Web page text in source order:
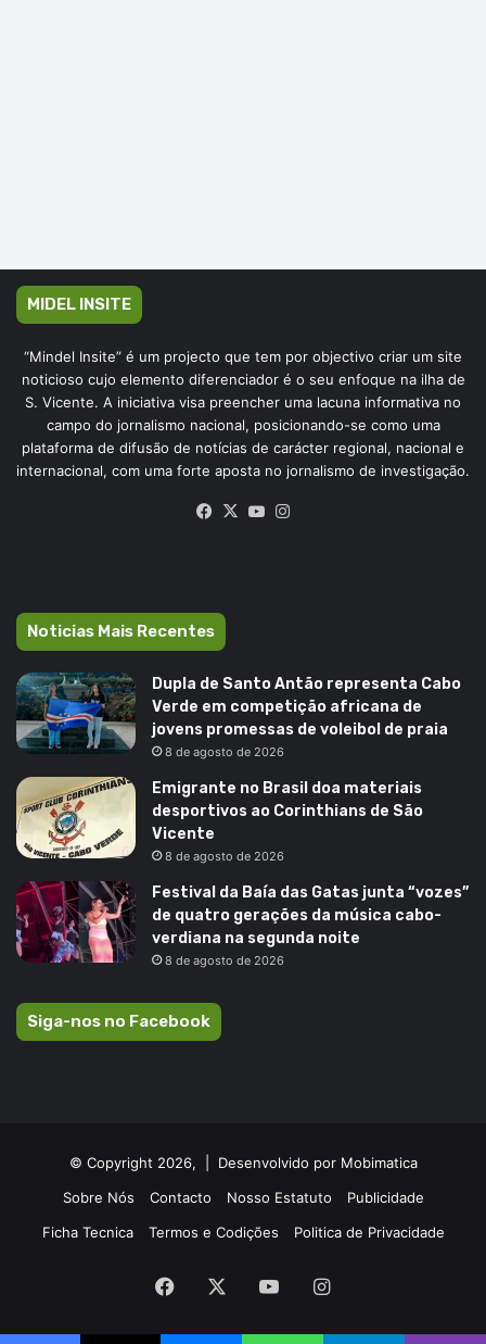
MIDEL INSITE
“Mindel Insite” é um projecto que tem por objectivo criar um site
noticioso cujo elemento diferenciador é o seu enfoque na ilha de
S. Vicente. A iniciativa visa preencher uma lacuna informativa no
campo do jornalismo nacional, posicionando-se como uma
plataforma de difusão de notícias de carácter regional, nacional e
internacional, com uma forte aposta no jornalismo de investigação.
Facebook
X YouTube
Noticias Mais Recentes
Dupla de Santo Antão representa Cabo
Verde em competição africana de
jovens promessas de voleibol de praia
8 de agosto de 2026
Emigrante no Brasil doa materiais
desportivos ao Corinthians de São
Vicente
8 de agosto de 2026
Festival da Baía das Gatas junta “vozes”
de quatro gerações da música cabo-
verdiana na segunda noite
8 de agosto de 2026
Siga-nos no Facebook
© Copyright 2026, | Desenvolvido por Mobimatica
Sobre Nós
Contacto Nosso Estatuto
Publicidade
Ficha Tecnica
Termos e Codições Politica de Privacidade
Facebook YouTubeInstagram